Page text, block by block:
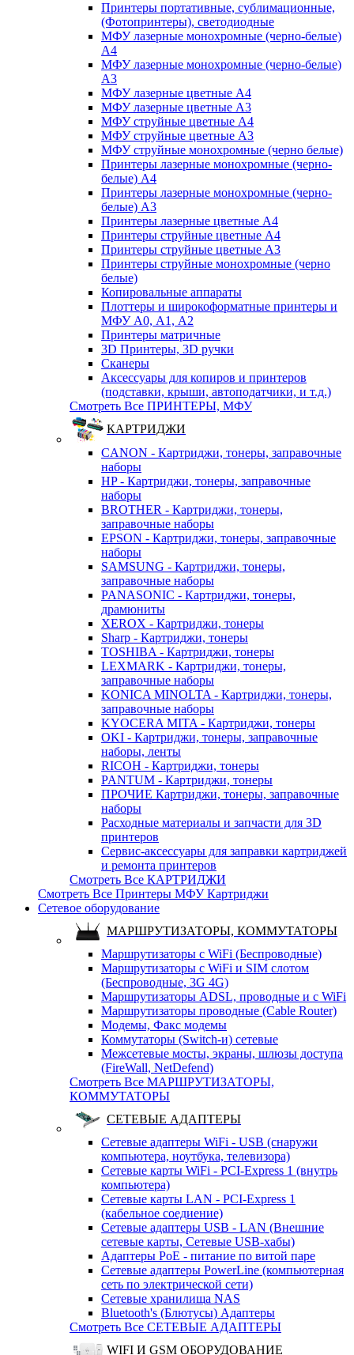
Принтеры портативные, сублимационные,
(Фотопринтеры), светодиодные
МФУ лазерные монохромные (черно-белые)
A4
МФУ лазерные монохромные (черно-белые)
A3
МФУ лазерные цветные A4
МФУ лазерные цветные A3
МФУ струйные цветные A4
МФУ струйные цветные A3
МФУ струйные монохромные (черно белые)
Принтеры лазерные монохромные (черно-
белые) A4
Принтеры лазерные монохромные (черно-
белые) A3
Принтеры лазерные цветные A4
Принтеры струйные цветные A4
Принтеры струйные цветные A3
Принтеры струйные монохромные (черно
белые)
Копировальные аппараты
Плоттеры и широкоформатные принтеры и
МФУ А0, А1, А2
Принтеры матричные
3D Принтеры, 3D ручки
Сканеры
Аксессуары для копиров и принтеров
(подставки, крыши, автоподатчики, и т.д.)
Смотреть Все ПРИНТЕРЫ, МФУ
КАРТРИДЖИ
CANON - Картриджи, тонеры, заправочные
наборы
HP - Картриджи, тонеры, заправочные
наборы
BROTHER - Картриджи, тонеры,
заправочные наборы
EPSON - Картриджи, тонеры, заправочные
наборы
SAMSUNG - Картриджи, тонеры,
заправочные наборы
PANASONIC - Картриджи, тонеры,
драмюниты
XEROX - Картриджи, тонеры
Sharp - Картриджи, тонеры
TOSHIBA - Картриджи, тонеры
LEXMARK - Картриджи, тонеры,
заправочные наборы
KONICA MINOLTA - Картриджи, тонеры,
заправочные наборы
KYOCERA MITA - Картриджи, тонеры
OKI - Картриджи, тонеры, заправочные
наборы, ленты
RICOH - Картриджи, тонеры
PANTUM - Картриджи, тонеры
ПРОЧИЕ Картриджи, тонеры, заправочные
наборы
Расходные материалы и запчасти для 3D
принтеров
Сервис-аксессуары для заправки картриджей
и ремонта принтеров
Смотреть Все КАРТРИДЖИ
Смотреть Все Принтеры МФУ Картриджи
Сетевое оборудование
МАРШРУТИЗАТОРЫ, КОММУТАТОРЫ
Маршрутизаторы с WiFi (Беспроводные)
Маршрутизаторы с WiFi и SIM слотом
(Беспроводные, 3G 4G)
Маршрутизаторы ADSL, проводные и с WiFi
Маршрутизаторы проводные (Cable Router)
Модемы, Факс модемы
Коммутаторы (Switch-и) сетевые
Межсетевые мосты, экраны, шлюзы доступа
(FireWall, NetDefend)
Смотреть Все МАРШРУТИЗАТОРЫ,
КОММУТАТОРЫ
СЕТЕВЫЕ АДАПТЕРЫ
Сетевые адаптеры WiFi - USB (снаружи
компьютера, ноутбука, телевизора)
Сетевые карты WiFi - PCI-Express 1 (внутрь
компьютера)
Сетевые карты LAN - PCI-Express 1
(кабельное соедиение)
Сетевые адаптеры USB - LAN (Внешние
сетевые карты, Сетевые USB-хабы)
Адаптеры PoE - питание по витой паре
Сетевые адаптеры PowerLine (компьютерная
сеть по электрической сети)
Сетевые хранилища NAS
Bluetooth's (Блютусы) Адаптеры
Смотреть Все СЕТЕВЫЕ АДАПТЕРЫ
WIFI И GSM ОБОРУДОВАНИЕ